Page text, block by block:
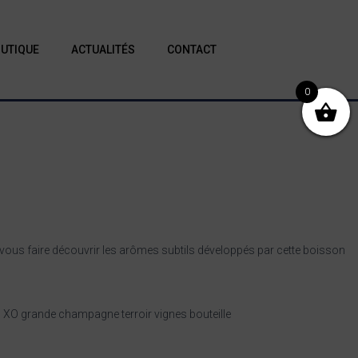
ACTUALITÉS CONTACT
faire découvrir les arômes subtils développés par cette boisson
0